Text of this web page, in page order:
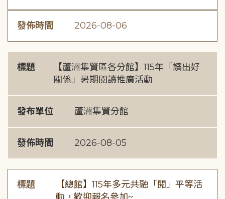
發佈時間 2026-08-06
標題
【蘆洲集賢區各分館】115年「讀出好
關係」暑期閱讀推廣活動
發布單位 蘆洲集賢分館
發佈時間 2026-08-05
標題
【總館】115年多元共融「閱」平等活